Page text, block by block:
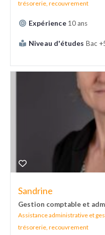
trésorerie, recouvrement
Expérience 10 ans
Niveau d'études Bac
Sandrine
Gestion comptable et
Assistance administrative et
trésorerie, recouvrement